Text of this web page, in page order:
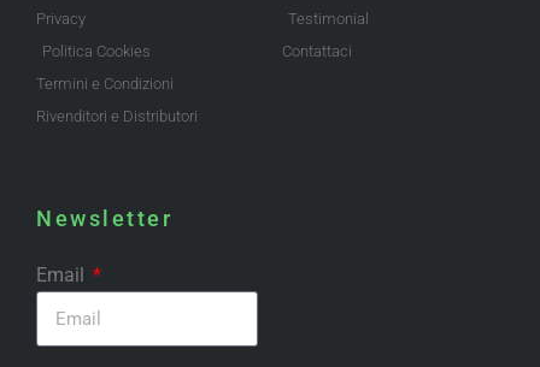
Privacy
Politica Cookies
Termini e Condizioni
Rivenditori e Distributori
Testimonial
Contattaci
Newsletter
Email